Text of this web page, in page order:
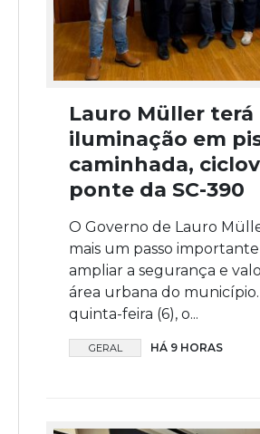
Lauro Müller terá
iluminação em
caminhada,
ponte da SC-390
O Governo de Lauro
mais um passo
ampliar a segurança e
área urbana do
quinta-feira (6), o...
GERAL HÁ 9 HORAS